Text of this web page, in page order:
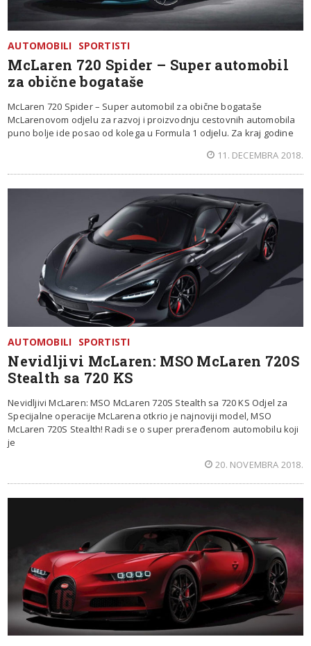
AUTOMOBILI SPORTISTI
McLaren 720 Spider – Super automobil
za obične bogataše
McLaren 720 Spider – Super automobil za obične bogataše
McLarenovom odjelu za razvoj i proizvodnju cestovnih automobila
puno bolje ide posao od kolega u Formula 1 odjelu. Za kraj godine
11. DECEMBRA 2018.
AUTOMOBILI SPORTISTI
Nevidljivi McLaren: MSO McLaren 720S
Stealth sa 720 KS
Nevidljivi McLaren: MSO McLaren 720S Stealth sa 720 KS Odjel za
Specijalne operacije McLarena otkrio je najnoviji model, MSO
McLaren 720S Stealth! Radi se o super prerađenom automobilu koji
je
20. NOVEMBRA 2018.